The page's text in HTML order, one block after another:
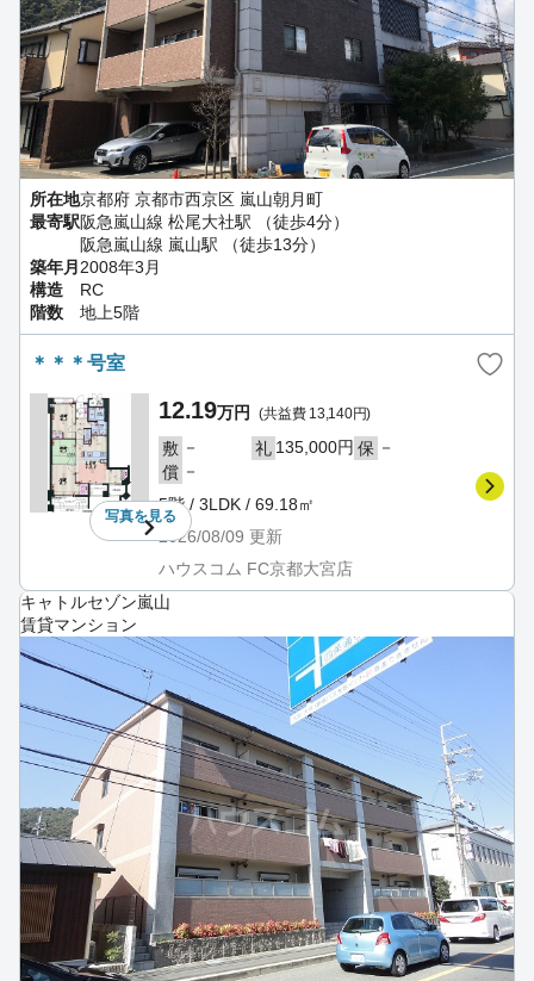
所在地京都府 京都市西京区 嵐山朝月町
最寄駅阪急嵐山線 松尾大社駅 （徒歩4分）
阪急嵐山線 嵐山駅 （徒歩13分）
築年月2008年3月
構造
RC
階数
地上5階
＊＊＊号室
写真を見る
12.19万円 (共益費 13,140円)
敷 － 礼 135,000円 保 －
償 －
5階 / 3LDK / 69.18㎡
2026/08/09 更新
ハウスコム FC京都大宮店
キャトルセゾン嵐山
賃貸マンション